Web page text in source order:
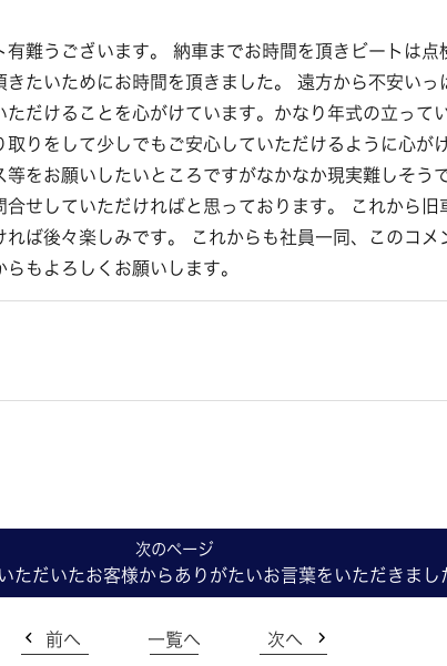
難うございます。 納車までお時間を頂きビートは点
たいためにお時間を頂きました。 遠方から不安いっ
だけることを心がけています。かなり年式の立って
りをして少しでもご安心していただけるように心が
をお願いしたいところですがなかなか現実難しそう
せしていただければと思っております。 これから旧
れば後々楽しみです。 これからも社員一同、このコメ
もよろしくお願いします。
ただいたお客様からありがたいお言葉をいただきまし
前へ 一覧へ 次へ